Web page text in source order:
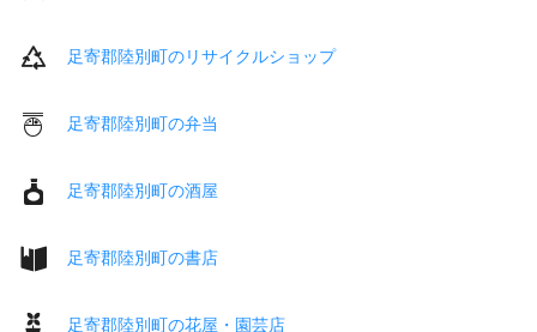
足寄郡陸別町のリサイクルショップ
足寄郡陸別町の弁当
足寄郡陸別町の酒屋
足寄郡陸別町の書店
足寄郡陸別町の花屋・園芸店